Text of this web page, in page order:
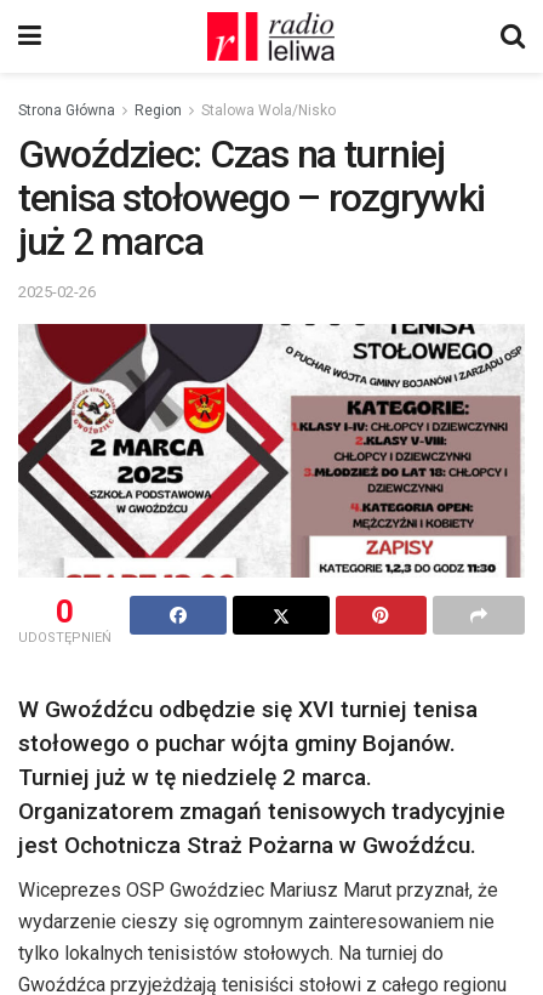
Strona Główna Region Stalowa Wola/Nisko
Gwoździec: Czas na turniej
tenisa stołowego – rozgrywki
już 2 marca
2025-02-26
0
UDOSTĘPNIEŃ
W Gwoźdźcu odbędzie się XVI turniej tenisa
stołowego o puchar wójta gminy Bojanów.
Turniej już w tę niedzielę 2 marca.
Organizatorem zmagań tenisowych tradycyjnie
jest Ochotnicza Straż Pożarna w Gwoźdźcu.
Wiceprezes OSP Gwoździec Mariusz Marut przyznał, że
wydarzenie cieszy się ogromnym zainteresowaniem nie
tylko lokalnych tenisistów stołowych. Na turniej do
Gwoźdźca przyjeżdżają tenisiści stołowi z całego regionu